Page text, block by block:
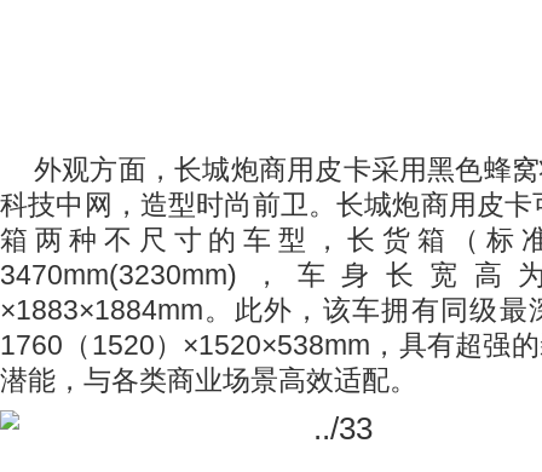
外观方面，长城炮商用皮卡采用黑色蜂
科技中网，造型时尚前卫。长城炮商用皮
箱两种不尺寸的车型，长货箱（标
3470mm(3230mm) ，车身长宽高
×1883×1884mm。此外，该车拥有同级最
1760 （1520） ×1520×538mm ，具有超强
潜能，与各类商业场景高效适配。